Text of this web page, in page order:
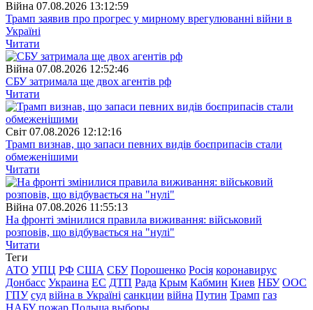
Війна 07.08.2026 13:12:59
Трамп заявив про прогрес у мирному врегулюванні війни в
Україні
Читати
Війна 07.08.2026 12:52:46
СБУ затримала ще двох агентів рф
Читати
Свiт 07.08.2026 12:12:16
Трамп визнав, що запаси певних видів боєприпасів стали
обмеженішими
Читати
Війна 07.08.2026 11:55:13
На фронті змінилися правила виживання: військовий
розповів, що відбувається на "нулі"
Читати
Теги
АТО УПЦ РФ США СБУ Порошенко Росія коронавирус
Донбасс Украина ЕС ДТП Рада Крым Кабмин Киев НБУ ООС
ГПУ суд війна в Україні санкции війна Путин Трамп газ
НАБУ пожар Польша выборы